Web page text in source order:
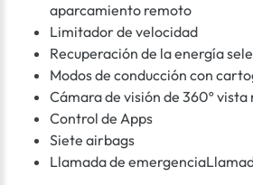
aparcamiento remoto
Limitador de velocidad
Recuperación de la energía
Modos de conducción con
Cámara de visión de 360º
Control de Apps
Siete airbags
Llamada de